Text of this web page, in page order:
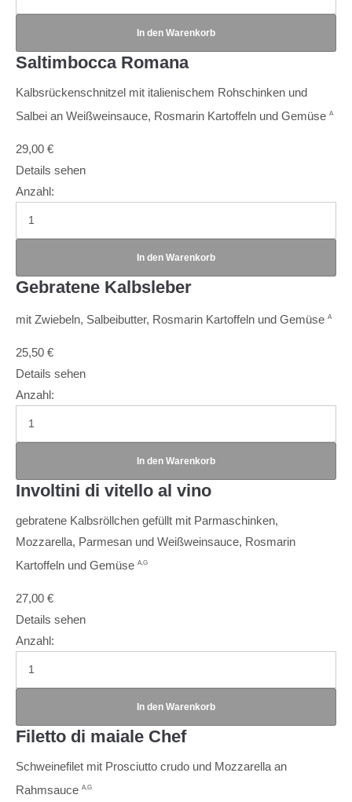
Saltimbocca Romana
Kalbsrückenschnitzel mit italienischem Rohschinken und
Salbei an Weißweinsauce, Rosmarin Kartoffeln und Gemüse A
29,00 €
Details sehen
Anzahl:
Gebratene Kalbsleber
mit Zwiebeln, Salbeibutter, Rosmarin Kartoffeln und Gemüse A
25,50 €
Details sehen
Anzahl:
Involtini di vitello al vino
gebratene Kalbsröllchen gefüllt mit Parmaschinken,
Mozzarella, Parmesan und Weißweinsauce, Rosmarin
Kartoffeln und Gemüse A,G
27,00 €
Details sehen
Anzahl:
Filetto di maiale Chef
Schweinefilet mit Prosciutto crudo und Mozzarella an
Rahmsauce A,G